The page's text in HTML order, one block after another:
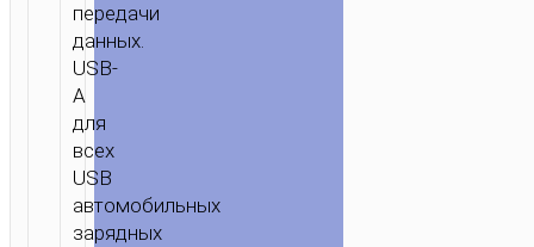
передачи
данных.
USB-
A
для
всех
USB
автомобильных
зарядных